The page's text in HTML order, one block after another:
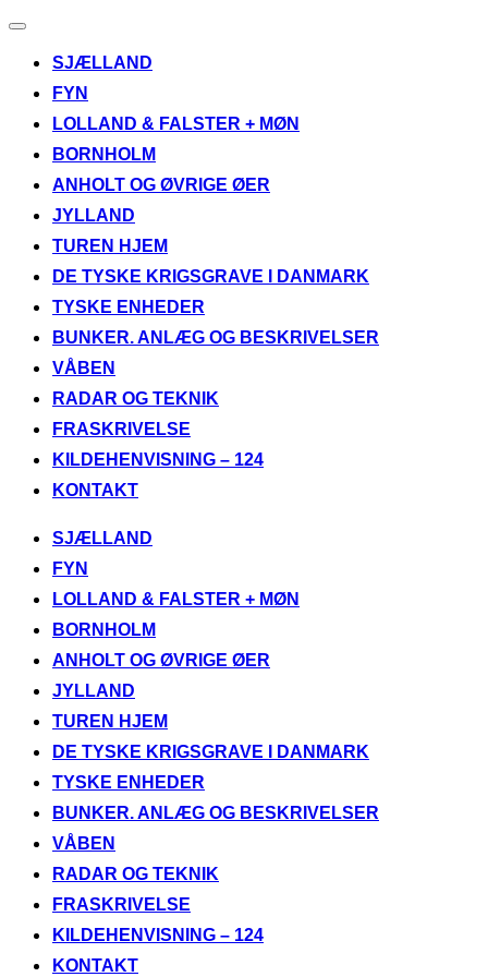
Slå
til/fraSJÆLLAND
FYN
LOLLAND & FALSTER + MØN
BORNHOLM
ANHOLT OG ØVRIGE ØER
JYLLAND
TUREN HJEM
DE TYSKE KRIGSGRAVE I DANMARK
TYSKE ENHEDER
BUNKER. ANLÆG OG BESKRIVELSER
VÅBEN
RADAR OG TEKNIK
FRASKRIVELSE
KILDEHENVISNING – 124
KONTAKT
Videre
indhold
SJÆLLAND
FYN
LOLLAND & FALSTER + MØN
BORNHOLM
ANHOLT OG ØVRIGE ØER
JYLLAND
TUREN HJEM
DE TYSKE KRIGSGRAVE I DANMARK
TYSKE ENHEDER
BUNKER. ANLÆG OG BESKRIVELSER
VÅBEN
RADAR OG TEKNIK
FRASKRIVELSE
KILDEHENVISNING – 124
KONTAKT